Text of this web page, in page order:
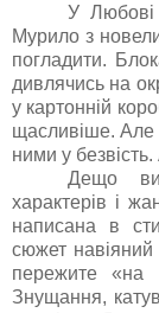
У Любові
Мурило з
погладити.
дивлячись на
у картонній
щасливіше. Але
ними у
Дещо
характерів і
написана в
сюжет навіяний
пережите «на
Знущання,